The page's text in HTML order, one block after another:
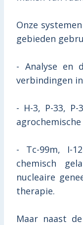
Onze
gebieden
- Analyse en
verbindingen
- H-3, P-33,
- Tc-99m, I-
chemisch
nucleaire
therapie.
Maar naast